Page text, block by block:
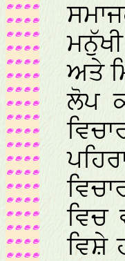
ਅਤੇ
ਲੋਪ
ਵਿਚ
ਵਿਸ਼ੇ